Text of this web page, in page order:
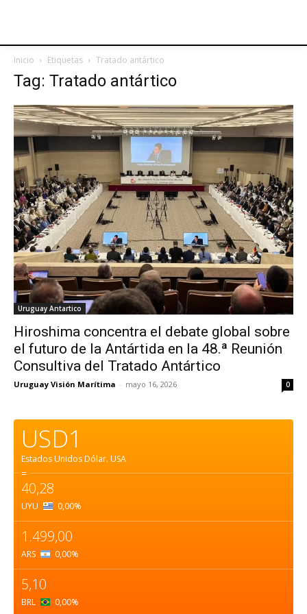
Inicio Etiquetas Tratado antártico
Tag: Tratado antártico
Uruguay Antartico
Hiroshima concentra el debate global sobre
el futuro de la Antártida en la 48.ª Reunión
Consultiva del Tratado Antártico
Uruguay Visión Marítima - mayo 16, 2026 0
USD1
Estados Unidos Dólar. USA
=
40,28
UYU 0,00%
1.499,00
ARS 0,00%
5,10
BRL 0,00%